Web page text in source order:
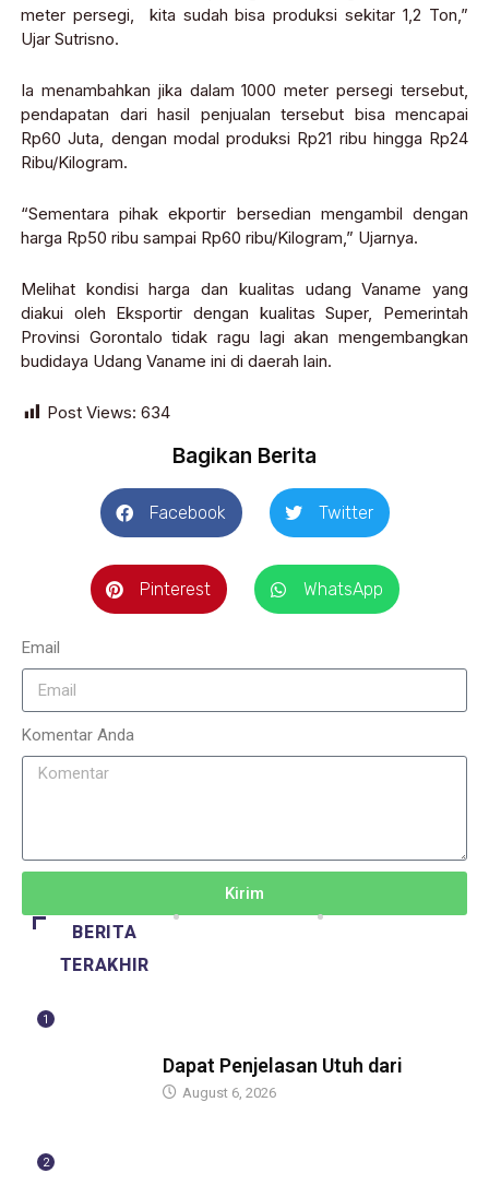
meter persegi, kita sudah bisa produksi sekitar 1,2 Ton,”
Ujar Sutrisno.
Ia menambahkan jika dalam 1000 meter persegi tersebut,
pendapatan dari hasil penjualan tersebut bisa mencapai
Rp60 Juta, dengan modal produksi Rp21 ribu hingga Rp24
Ribu/Kilogram.
“Sementara pihak ekportir bersedian mengambil dengan
harga Rp50 ribu sampai Rp60 ribu/Kilogram,” Ujarnya.
Melihat kondisi harga dan kualitas udang Vaname yang
diakui oleh Eksportir dengan kualitas Super, Pemerintah
Provinsi Gorontalo tidak ragu lagi akan mengembangkan
budidaya Udang Vaname ini di daerah lain.
Post Views: 634
Bagikan Berita
Facebook Twitter
Pinterest WhatsApp
Email
Komentar Anda
Kirim
BERITA
TERAKHIR
1
Dapat Penjelasan Utuh dari
August 6, 2026
2